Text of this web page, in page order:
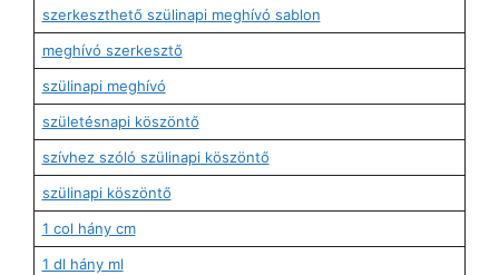
szerkeszthető szülinapi meghívó sablon
meghívó szerkesztő
szülinapi meghívó
születésnapi köszöntő
szívhez szóló szülinapi köszöntő
szülinapi köszöntő
1 col hány cm
1 dl hány ml